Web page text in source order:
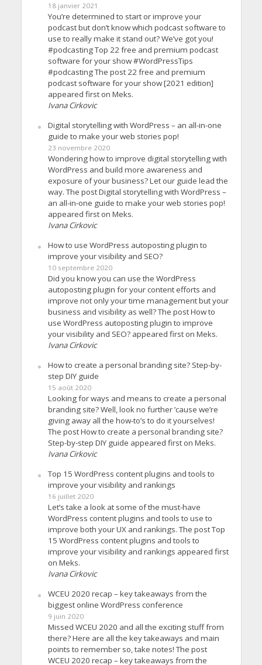
18 janvier 2021
You’re determined to start or improve your
podcast but don’t know which podcast software to
use to really make it stand out? We’ve got you!
#podcasting Top 22 free and premium podcast
software for your show #WordPressTips
#podcasting The post 22 free and premium
podcast software for your show [2021 edition]
appeared first on Meks.
Ivana Cirkovic
Digital storytelling with WordPress – an all-in-one
guide to make your web stories pop!
23 novembre 2020
Wondering how to improve digital storytelling with
WordPress and build more awareness and
exposure of your business? Let our guide lead the
way. The post Digital storytelling with WordPress –
an all-in-one guide to make your web stories pop!
appeared first on Meks.
Ivana Cirkovic
How to use WordPress autoposting plugin to
improve your visibility and SEO?
10 septembre 2020
Did you know you can use the WordPress
autoposting plugin for your content efforts and
improve not only your time management but your
business and visibility as well? The post How to
use WordPress autoposting plugin to improve
your visibility and SEO? appeared first on Meks.
Ivana Cirkovic
How to create a personal branding site? Step-by-
step DIY guide
15 août 2020
Looking for ways and means to create a personal
branding site? Well, look no further ’cause we’re
giving away all the how-to’s to do it yourselves!
The post How to create a personal branding site?
Step-by-step DIY guide appeared first on Meks.
Ivana Cirkovic
Top 15 WordPress content plugins and tools to
improve your visibility and rankings
16 juillet 2020
Let’s take a look at some of the must-have
WordPress content plugins and tools to use to
improve both your UX and rankings. The post Top
15 WordPress content plugins and tools to
improve your visibility and rankings appeared first
on Meks.
Ivana Cirkovic
WCEU 2020 recap – key takeaways from the
biggest online WordPress conference
9 juin 2020
Missed WCEU 2020 and all the exciting stuff from
there? Here are all the key takeaways and main
points to remember so, take notes! The post
WCEU 2020 recap – key takeaways from the